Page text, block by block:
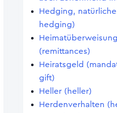
Hedging,
hedging)
(remittances)
Heiratsgeld
gift)
Heller (heller)
Herdenverhalten